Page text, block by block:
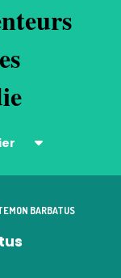
BARBATUS